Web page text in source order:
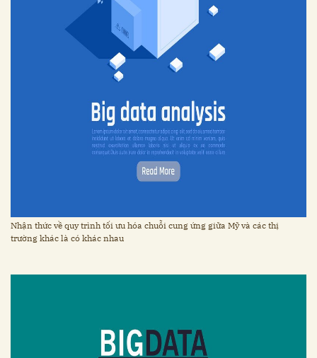
Nhận thức về quy trình tối ưu hóa chuỗi cung ứng giữa Mỹ và các thị
trường khác là có khác nhau